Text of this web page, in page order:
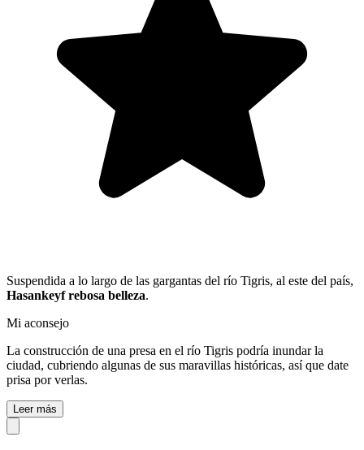
Suspendida a lo largo de las gargantas del río Tigris, al este del país,
Hasankeyf rebosa belleza.
Mi aconsejo
La construcción de una presa en el río Tigris podría inundar la
ciudad, cubriendo algunas de sus maravillas históricas, así que date
prisa por verlas.
Leer más